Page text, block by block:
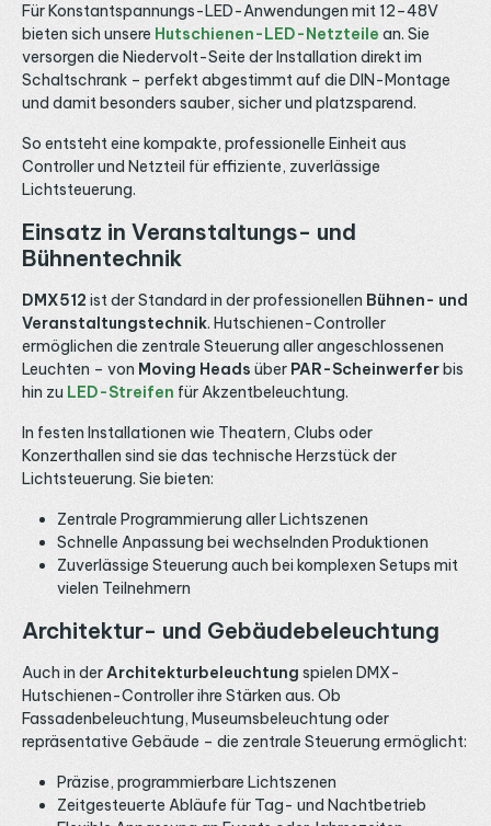
Für Konstantspannungs-LED-Anwendungen mit 12–48V
bieten sich unsere Hutschienen-LED-Netzteile an. Sie
versorgen die Niedervolt-Seite der Installation direkt im
Schaltschrank – perfekt abgestimmt auf die DIN-Montage
und damit besonders sauber, sicher und platzsparend.
So entsteht eine kompakte, professionelle Einheit aus
Controller und Netzteil für effiziente, zuverlässige
Lichtsteuerung.
Einsatz in Veranstaltungs- und
Bühnentechnik
DMX512 ist der Standard in der professionellen Bühnen- und
Veranstaltungstechnik. Hutschienen-Controller
ermöglichen die zentrale Steuerung aller angeschlossenen
Leuchten – von Moving Heads über PAR-Scheinwerferbis
hin zu LED-Streifen für Akzentbeleuchtung.
In festen Installationen wie Theatern, Clubs oder
Konzerthallen sind sie das technische Herzstück der
Lichtsteuerung. Sie bieten:
Zentrale Programmierung aller Lichtszenen
Schnelle Anpassung bei wechselnden Produktionen
Zuverlässige Steuerung auch bei komplexen Setups mit
vielen Teilnehmern
Architektur- und Gebäudebeleuchtung
Auch in derArchitekturbeleuchtung spielen DMX-
Hutschienen-Controller ihre Stärken aus. Ob
Fassadenbeleuchtung, Museumsbeleuchtung oder
repräsentative Gebäude – die zentrale Steuerung ermöglicht:
Präzise, programmierbare Lichtszenen
Zeitgesteuerte Abläufe für Tag- und Nachtbetrieb